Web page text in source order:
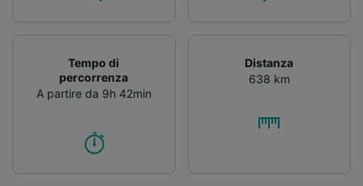
Tempo di
percorrenza
A partire da 9h 42min
Distanza
638 km